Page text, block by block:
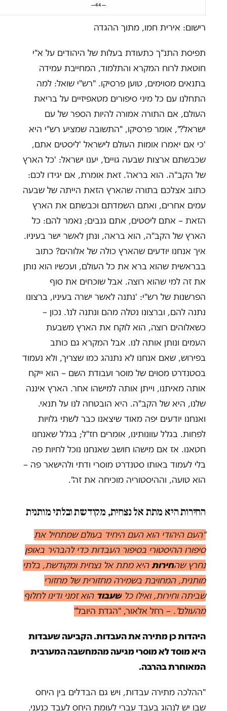
רישום: אירית חמו, מתוך ההגדה
תפיסת התנ"ך כתעודת בעלות של היהודים על א"י
חוטאת לרוח המקרא והתלמוד, המחייבת עמידה
בתנאים מסוימים, טוען פרסיקו. "רש"י שואל: למה
התחלנו עם כל מיני סיפורים מטאפיזיים על בריאת
העולם, אם התורה אמורה להיות הספר של עם
ישראל?", אומר פרסיקו, "התשובה שמציע רש"י היא
'כי אם יאמרו אומות העולם לישראל 'ליסטים אתם,
שכבשתם ארצות שבעה גויים', יענו ישראל: 'כל הארץ
של הקב"ה. הוא בראה'. זאת אומרת, אם יגידו לכם:
כתוב אצלכם בתורה שהארץ הזאת הייתה של שבעה
עמים אחרים, ואתם השמדתם וכבשתם את הארץ
הזאת – אתם ליסטים, אתם גנבים; נאמר להם: כל
הארץ של הקב"ה, הוא בראה, ונתן לאשר ישר בעיניו.
איך אנחנו יודעים שהארץ כולה של אלוהים? כתוב
בבראשית שהוא ברא את כל העולם, ועכשיו הוא נותן
את זה למי שהוא רוצה. אבל שוכחים את סוף
הפרשנות של רש"י: 'נתנה לאשר ישרה בעיניו, ברצונו
נתנה להם, וברצונו נטלה מהם ונתנה לנו'. נכון –
כשאלוהים רוצה, הוא לוקח את הארץ משבעת
העמים ונותן אותה לנו. אבל המקרא גם כותב
בפירוש, שאם אנחנו לא נתנהג כמו שצריך, ולא נעמוד
בסטנדרט מסוים של מוסר ועבודת השם – הוא ייקח
אותה מאיתנו, וייתן אותה למישהו אחר. הארץ איננה
שלנו, היא של הקב"ה. היא הובטחה לנו על תנאי.
ואנחנו יודעים יפה מאוד שיצאנו כבר לשתי גלויות
לפחות. בגלל עוונותינו, אומרים חז"ל; בגלל שאנחנו
חטאנו. אז אם מישהו חושב שאנחנו נוכל לחיות פה
בלי לעמוד באותו סטנדרט מוסרי ודתי ולהישאר פה –
הוא טועה, וההיסטוריה מוכיחה את זה".
החירות היא מתת אל נצחית, מקודשת ובלתי מותנית
"העם היהודי הוא העם היחיד בעולם שמתחיל את
סיפורו ההיסטורי בסיפור העבדות כדי להבהיר באופן
נחרץ שהחירותהיא מתת אל נצחית ומקודשת, בלתי
מותנית, המחויבת בשמירה מחזורית של מחזורי
שביתה וחירות, ואילו כל שעבוד הוא זמני ודינו לחלוף
מהעולם". – רחל אלאור, "הגדת היובל"
היהדות כן מתירה את העבדות. הקביעה שעבדות
היא מוסד לא מוסרי מגיעה מהמחשבה המערבית
המאוחרת בהרבה.
"ההלכה מתירה עבדות, ויש גם הבדלים בין היחס
שבו יש לנהוג בעבד עברי לעומת היחס לעבד כנעני.